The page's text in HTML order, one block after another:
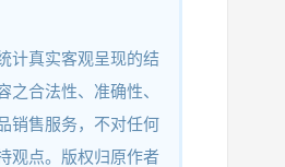
01-21
11-15
计真实客观呈现的结
合法性、准确性、
销售服务，不对任何
观点。版权归原作者